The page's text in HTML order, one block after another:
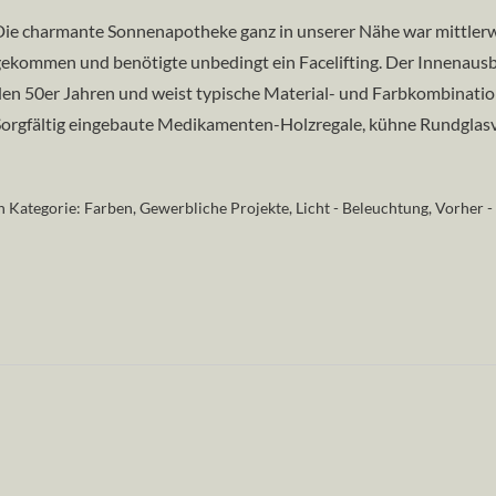
charmante Sonnenapotheke ganz in unserer Nähe war
und benötigte unbedingt ein Facelifting. Der
50er Jahren und weist typische Material- und
eingebaute Medikamenten-Holzregale, kühne
Kategorie: Farben,Gewerbliche Projekte, Licht - Beleuchtung,Vorher -